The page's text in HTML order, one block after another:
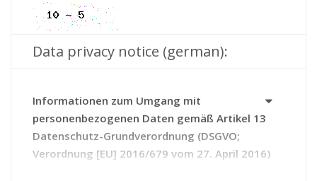
Data privacy notice (german):
Informationen zum Umgang mit
personenbezogenen Daten gemäß Artikel 13
Datenschutz-Grundverordnung (DSGVO;
Verordnung [EU] 2016/679 vom 27. April 2016)